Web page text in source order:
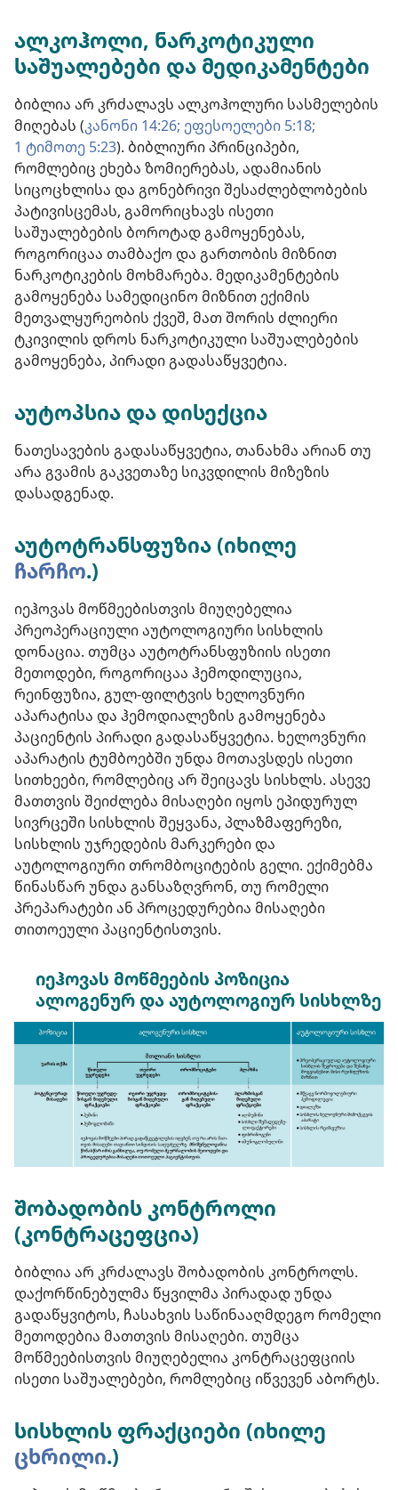
ალკოჰოლი, ნარკოტიკული
საშუალებები და მედიკამენტები
ბიბლია არ კრძალავს ალკოჰოლური სასმელების
მიღებას (კანონი 14:26; ეფესოელები 5:18;
1 ტიმოთე 5:23). ბიბლიური პრინციპები,
რომლებიც ეხება ზომიერებას, ადამიანის
სიცოცხლისა და გონებრივი შესაძლებლობების
პატივისცემას, გამორიცხავს ისეთი
საშუალებების ბოროტად გამოყენებას,
როგორიცაა თამბაქო და გართობის მიზნით
ნარკოტიკების მოხმარება. მედიკამენტების
გამოყენება სამედიცინო მიზნით ექიმის
მეთვალყურეობის ქვეშ, მათ შორის ძლიერი
ტკივილის დროს ნარკოტიკული საშუალებების
გამოყენება, პირადი გადასაწყვეტია.
აუტოპსია და დისექცია
ნათესავების გადასაწყვეტია, თანახმა არიან თუ
არა გვამის გაკვეთაზე სიკვდილის მიზეზის
დასადგენად.
აუტოტრანსფუზია (იხილე
ჩარჩო.)
იეჰოვას მოწმეებისთვის მიუღებელია
პრეოპერაციული აუტოლოგიური სისხლის
დონაცია. თუმცა აუტოტრანსფუზიის ისეთი
მეთოდები, როგორიცაა ჰემოდილუცია,
რეინფუზია, გულ-ფილტვის ხელოვნური
აპარატისა და ჰემოდიალეზის გამოყენება
პაციენტის პირადი გადასაწყვეტია. ხელოვნური
აპარატის ტუმბოებში უნდა მოთავსდეს ისეთი
სითხეები, რომლებიც არ შეიცავს სისხლს. ასევე
მათთვის შეიძლება მისაღები იყოს ეპიდურულ
სივრცეში სისხლის შეყვანა, პლაზმაფერეზი,
სისხლის უჯრედების მარკერები და
აუტოლოგიური თრომბოციტების გელი. ექიმებმა
წინასწარ უნდა განსაზღვრონ, თუ რომელი
პრეპარატები ან პროცედურებია მისაღები
თითოეული პაციენტისთვის.
იეჰოვას მოწმეების პოზიცია
ალოგენურ და აუტოლოგიურ სისხლზე
შობადობის კონტროლი
(კონტრაცეფცია)
ბიბლია არ კრძალავს შობადობის კონტროლს.
დაქორწინებულმა წყვილმა პირადად უნდა
გადაწყვიტოს, ჩასახვის საწინააღმდეგო რომელი
მეთოდებია მათთვის მისაღები. თუმცა
მოწმეებისთვის მიუღებელია კონტრაცეფციის
ისეთი საშუალებები, რომლებიც იწვევენ აბორტს.
სისხლის ფრაქციები (იხილე
ცხრილი.)